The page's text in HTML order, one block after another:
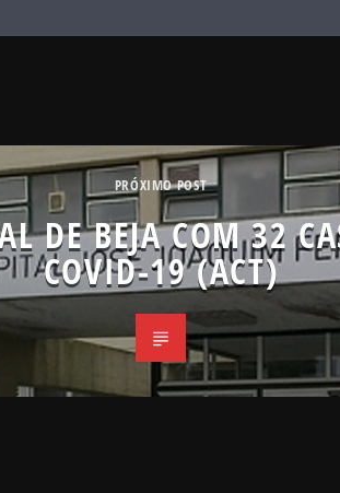
PRÓXIMO POST
DE BEJA COM 32
COVID-19 (ACT)